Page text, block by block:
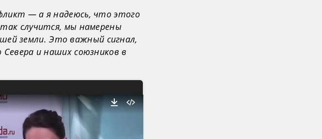
— а я надеюсь, что этого
случится, мы намерены
земли. Это важный сигнал,
Севера и наших союзников в